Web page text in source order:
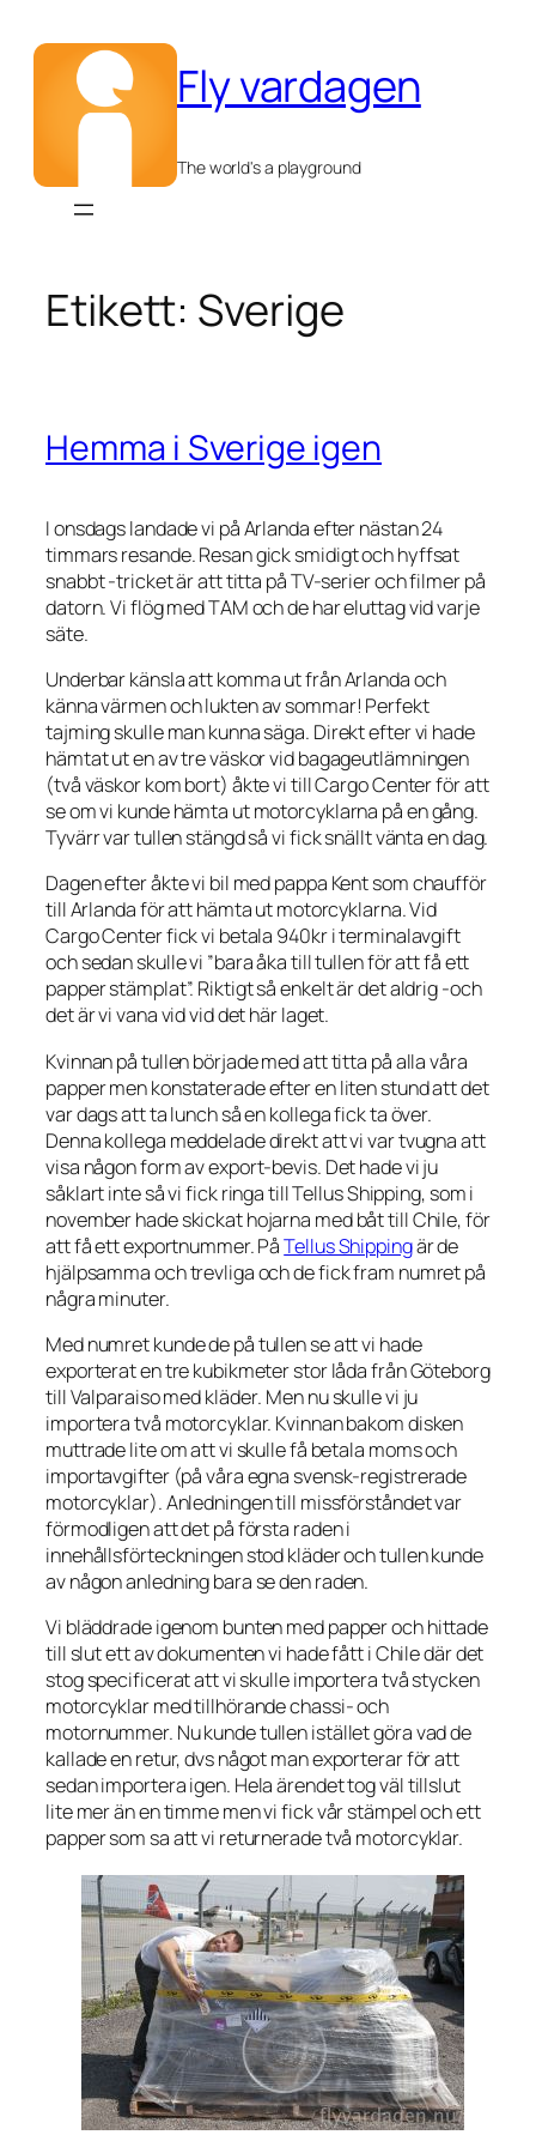
innehåll
Fly vardagen
The world's a playground
Etikett: Sverige
Hemma i Sverige igen
I onsdags landade vi på Arlanda efter nästan 24
timmars resande. Resan gick smidigt och hyffsat
snabbt -tricket är att titta på TV-serier och filmer på
datorn. Vi flög med TAM och de har eluttag vid varje
säte.
Underbar känsla att komma ut från Arlanda och
känna värmen och lukten av sommar! Perfekt
tajming skulle man kunna säga. Direkt efter vi hade
hämtat ut en av tre väskor vid bagageutlämningen
(två väskor kom bort) åkte vi till Cargo Center för att
se om vi kunde hämta ut motorcyklarna på en gång.
Tyvärr var tullen stängd så vi fick snällt vänta en dag.
Dagen efter åkte vi bil med pappa Kent som chaufför
till Arlanda för att hämta ut motorcyklarna. Vid
Cargo Center fick vi betala 940kr i terminalavgift
och sedan skulle vi ”bara åka till tullen för att få ett
papper stämplat”. Riktigt så enkelt är det aldrig -och
det är vi vana vid vid det här laget.
Kvinnan på tullen började med att titta på alla våra
papper men konstaterade efter en liten stund att det
var dags att ta lunch så en kollega fick ta över.
Denna kollega meddelade direkt att vi var tvugna att
visa någon form av export-bevis. Det hade vi ju
såklart inte så vi fick ringa till Tellus Shipping, som i
november hade skickat hojarna med båt till Chile, för
att få ett exportnummer. PåTellus Shippingär de
hjälpsamma och trevliga och de fick fram numret på
några minuter.
Med numret kunde de på tullen se att vi hade
exporterat en tre kubikmeter stor låda från Göteborg
till Valparaiso medkläder. Men nu skulle vi ju
importera två motorcyklar. Kvinnan bakom disken
muttrade lite om att vi skulle få betala moms och
importavgifter (på våra egna svensk-registrerade
motorcyklar). Anledningen till missförståndet var
förmodligen att det på första raden i
innehållsförteckningen stod kläder och tullen kunde
av någon anledning bara se den raden.
Vi bläddrade igenom bunten med papper och hittade
till slut ett av dokumenten vi hade fått i Chile där det
stog specificerat att vi skulle importera två stycken
motorcyklar med tillhörande chassi- och
motornummer. Nu kunde tullen istället göra vad de
kallade en retur, dvs något man exporterar för att
sedan importera igen. Hela ärendet tog väl tillslut
lite mer än en timme men vi fick vår stämpel och ett
papper som sa att vi returnerade två motorcyklar.